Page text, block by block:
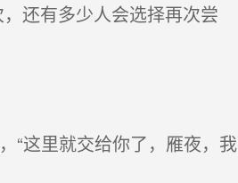
还有多少人会选择再次尝
“这里就交给你了，雁夜，我